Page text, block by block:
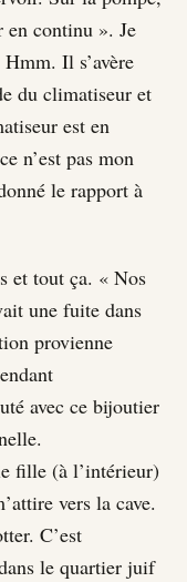
en continu ». Je
Il s’avère
du climatiseur et
est en
n’est pas mon
le rapport à
et tout ça. « Nos
une fuite dans
provienne
avec ce bijoutier
fille (à l’intérieur)
vers la cave.
C’est
le quartier juif